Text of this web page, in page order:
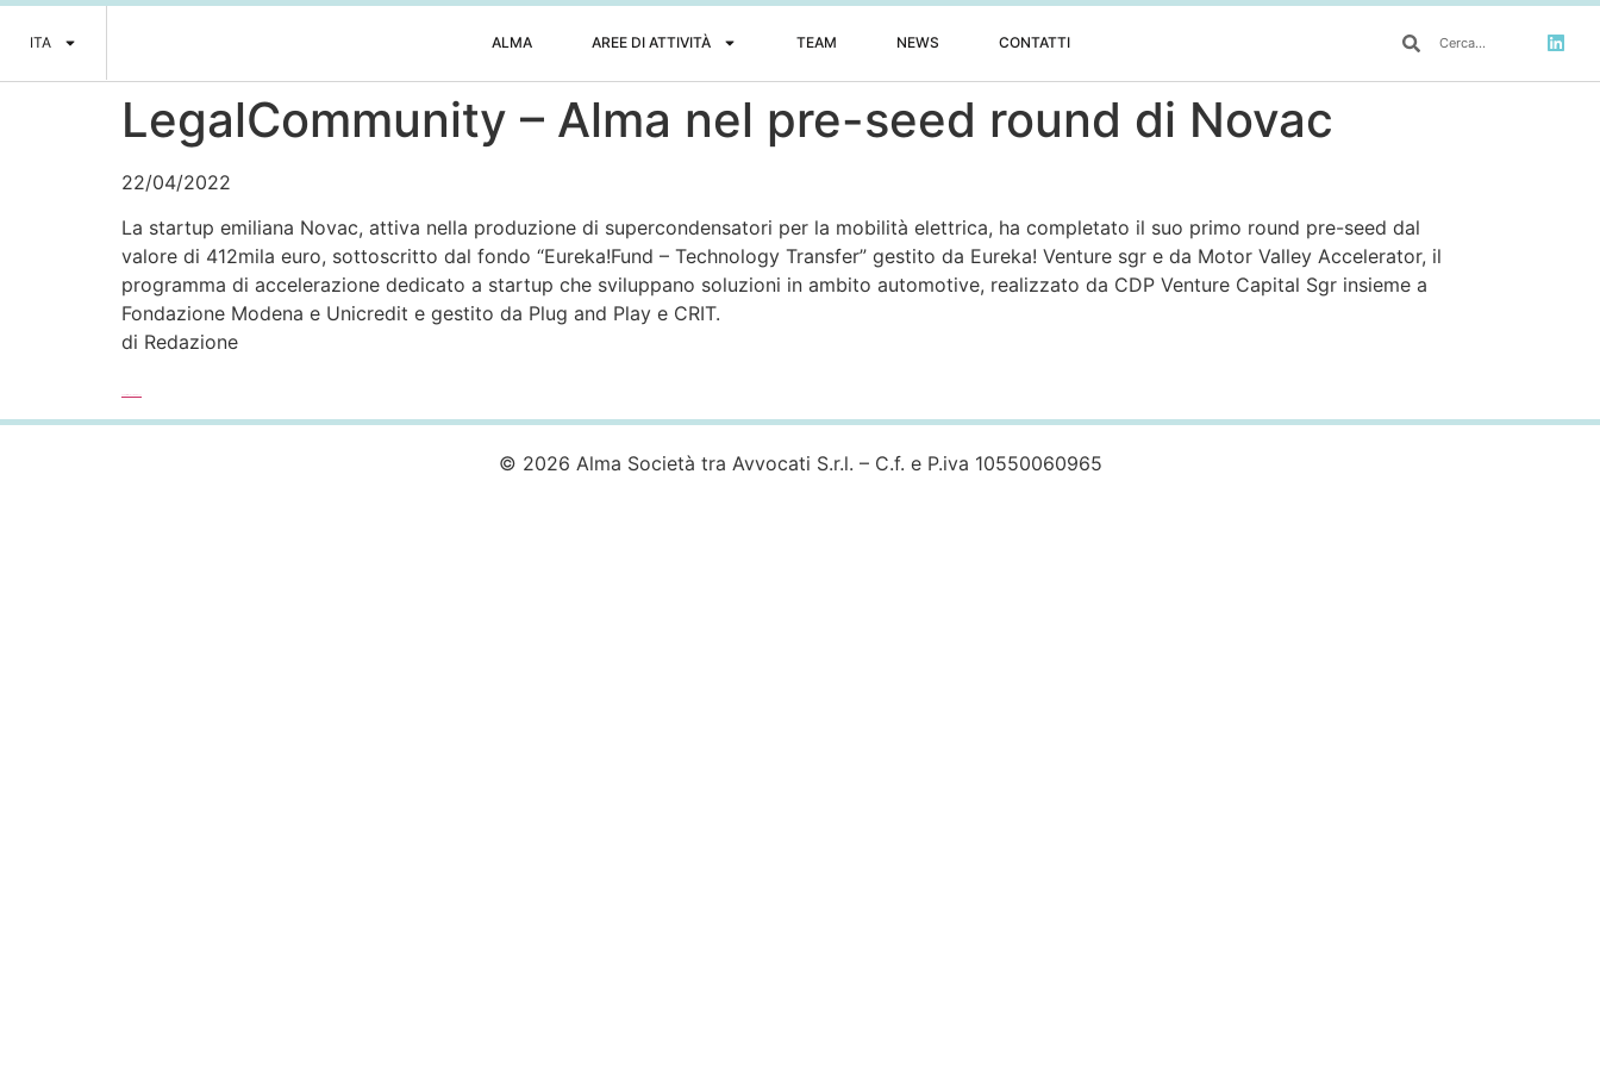
ITA ALMA AREE DI ATTIVITÀ TEAM NEWS CONTATTI
LegalCommunity – Alma nel pre-seed round di Novac
22/04/2022
La startup emiliana Novac, attiva nella produzione di supercondensatori per la mobilità elettrica, ha completato il suo primo round pre-seed dal
valore di 412mila euro, sottoscritto dal fondo “Eureka!Fund – Technology Transfer” gestito da Eureka! Venture sgr e da Motor Valley Accelerator, il
programma di accelerazione dedicato a startup che sviluppano soluzioni in ambito automotive, realizzato da CDP Venture Capital Sgr insieme a
Fondazione Modena e Unicredit e gestito da Plug and Play e CRIT.
di Redazione
© 2026 Alma Società tra Avvocati S.r.l. – C.f. e P.iva 10550060965